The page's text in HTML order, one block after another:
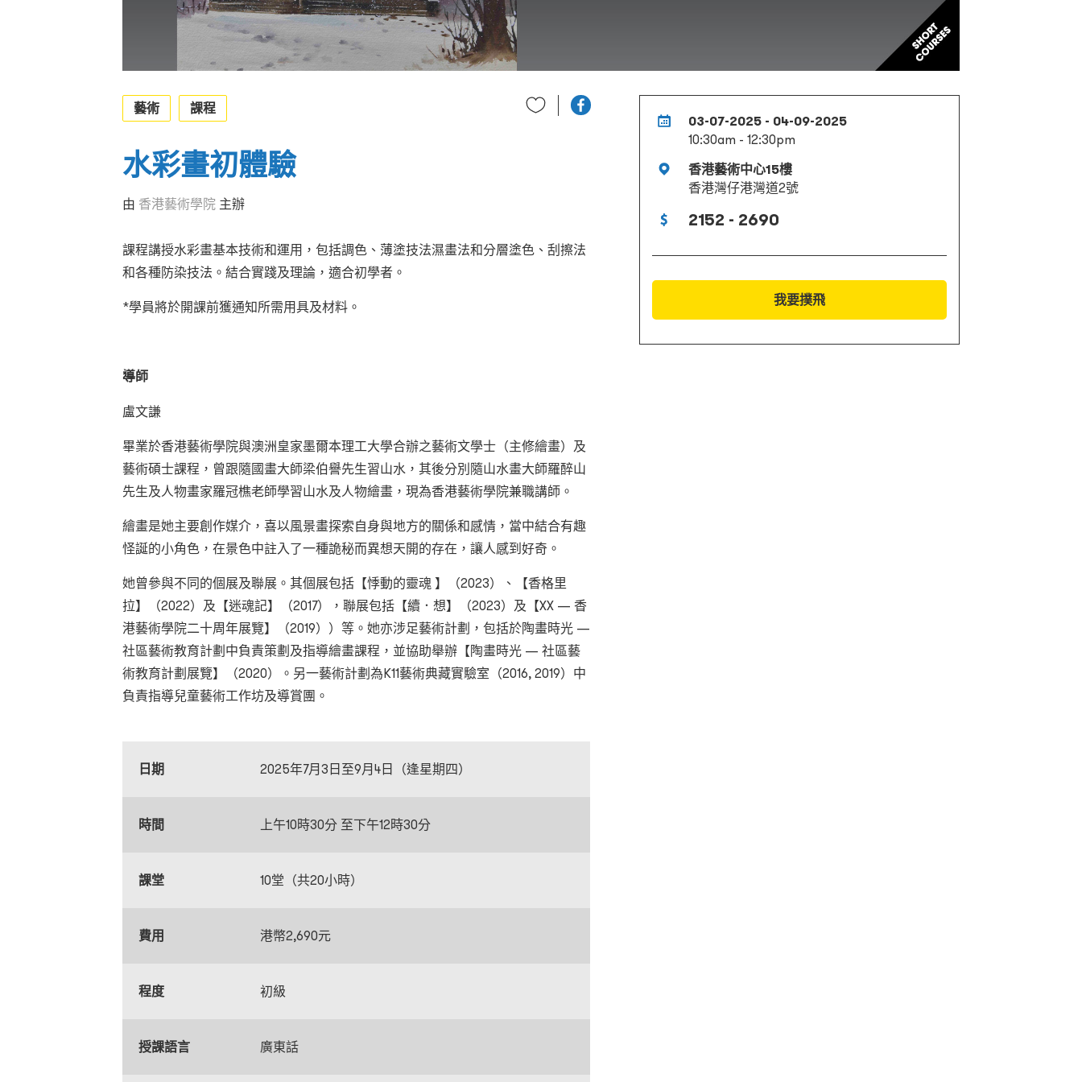
03-07-2025 - 04-09-2025
10:30am - 12:30pm
香港藝術中心15樓
香港灣仔港灣道2號
2152 - 2690
我要撲飛
藝術 課程
水彩畫初體驗
由 香港藝術學院 主辦
課程講授水彩畫基本技術和運用，包括調色、薄塗技法濕畫法和分層塗色、刮擦法
和各種防染技法。結合實踐及理論，適合初學者。
*學員將於開課前獲通知所需用具及材料。
導師
盧文謙
畢業於香港藝術學院與澳洲皇家墨爾本理工大學合辦之藝術文學士（主修繪畫）及
藝術碩士課程，曾跟隨國畫大師梁伯譽先生習山水，其後分別隨山水畫大師羅醉山
先生及人物畫家羅冠樵老師學習山水及人物繪畫，現為香港藝術學院兼職講師。
繪畫是她主要創作媒介，喜以風景畫探索自身與地方的關係和感情，當中結合有趣
怪誕的小角色，在景色中註入了一種詭秘而異想天開的存在，讓人感到好奇。
她曾參與不同的個展及聯展。其個展包括【悸動的靈魂 】（2023）、【香格里
拉】（2022）及【迷魂記】（2017），聯展包括【續．想】（2023）及【XX — 香
港藝術學院二十周年展覽】（2019））等。她亦涉足藝術計劃，包括於陶畫時光 —
社區藝術教育計劃中負責策劃及指導繪畫課程，並協助舉辦【陶畫時光 — 社區藝
術教育計劃展覽】（2020）。另一藝術計劃為K11藝術典藏實驗室（2016, 2019）中
負責指導兒童藝術工作坊及導賞團。
日期 2025年7月3日至9月4日（逢星期四）
時間 上午10時30分 至下午12時30分
課堂 10堂（共20小時）
費用 港幣2,690元
程度 初級
授課語言 廣東話